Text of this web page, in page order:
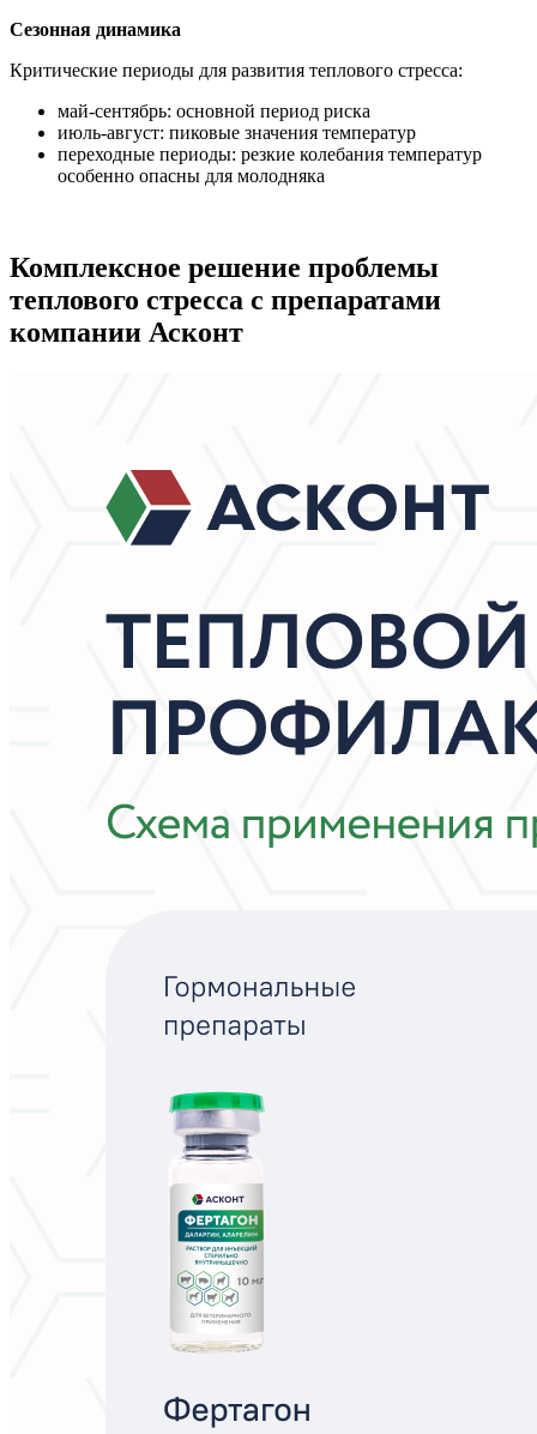
Сезонная динамика
Критические периоды для развития теплового стресса:
май-сентябрь: основной период риска
июль-август: пиковые значения температур
переходные периоды: резкие колебания температур
особенно опасны для молодняка
Комплексное решение проблемы
теплового стресса с препаратами
компании Асконт